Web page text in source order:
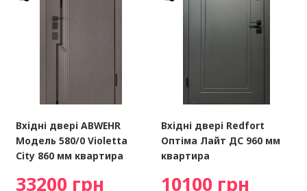
Вхідні двері ABWEHR
Модель 580/0 Violetta
City 860 мм квартира
33200 грн
Вхідні двері Redfort
Оптіма Лайт ДС 960 мм
квартира
10100 грн